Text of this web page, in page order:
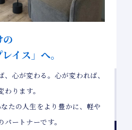
の
イス」へ。
、心が変わる。心が変われば、
ります。
たの人生をより豊かに、軽や
パートナーです。